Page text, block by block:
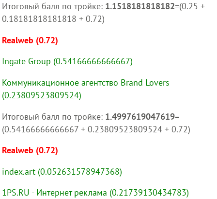
Итоговый балл по тройке: 1.1518181818182=(0.25 +
0.18181818181818 + 0.72)
Realweb (0.72)
Ingate Group (0.54166666666667)
Коммуникационное агентство Brand Lovers
(0.23809523809524)
Итоговый балл по тройке: 1.4997619047619=
(0.54166666666667 + 0.23809523809524 + 0.72)
Realweb (0.72)
index.art (0.052631578947368)
1PS.RU - Интернет реклама (0.21739130434783)